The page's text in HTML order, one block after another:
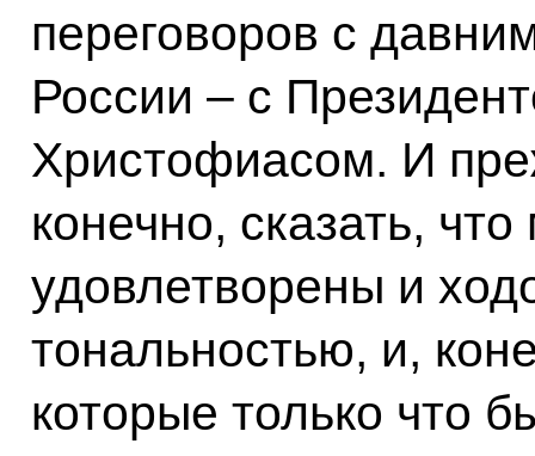
переговоров с
России – с
Христофиасом. И
конечно, сказать,
удовлетворены и
тональностью, и,
которые только что